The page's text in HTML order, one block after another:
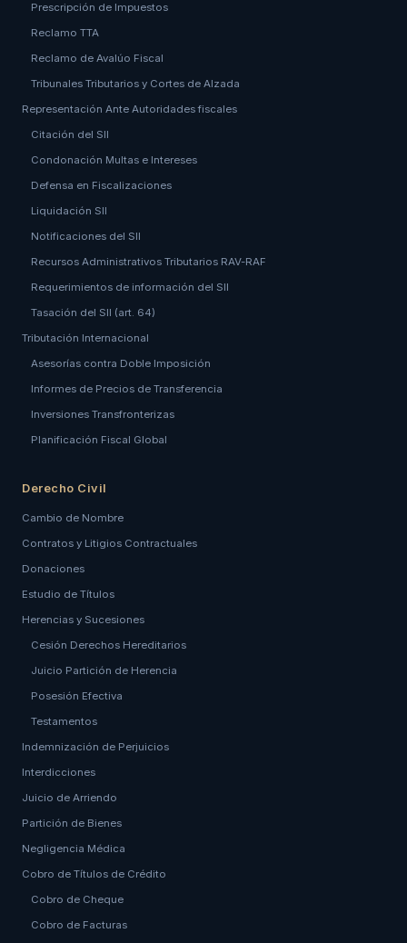
Prescripción de Impuestos
Reclamo TTA
Reclamo de Avalúo Fiscal
Tribunales Tributarios y Cortes de Alzada
Representación Ante Autoridades fiscales
Citación del SII
Condonación Multas e Intereses
Defensa en Fiscalizaciones
Liquidación SII
Notificaciones del SII
Recursos Administrativos Tributarios RAV-RAF
Requerimientos de información del SII
Tasación del SII (art. 64)
Tributación Internacional
Asesorías contra Doble Imposición
Informes de Precios de Transferencia
Inversiones Transfronterizas
Planificación Fiscal Global
Derecho Civil
Cambio de Nombre
Contratos y Litigios Contractuales
Donaciones
Estudio de Títulos
Herencias y Sucesiones
Cesión Derechos Hereditarios
Juicio Partición de Herencia
Posesión Efectiva
Testamentos
Indemnización de Perjuicios
Interdicciones
Juicio de Arriendo
Partición de Bienes
Negligencia Médica
Cobro de Títulos de Crédito
Cobro de Cheque
Cobro de Facturas